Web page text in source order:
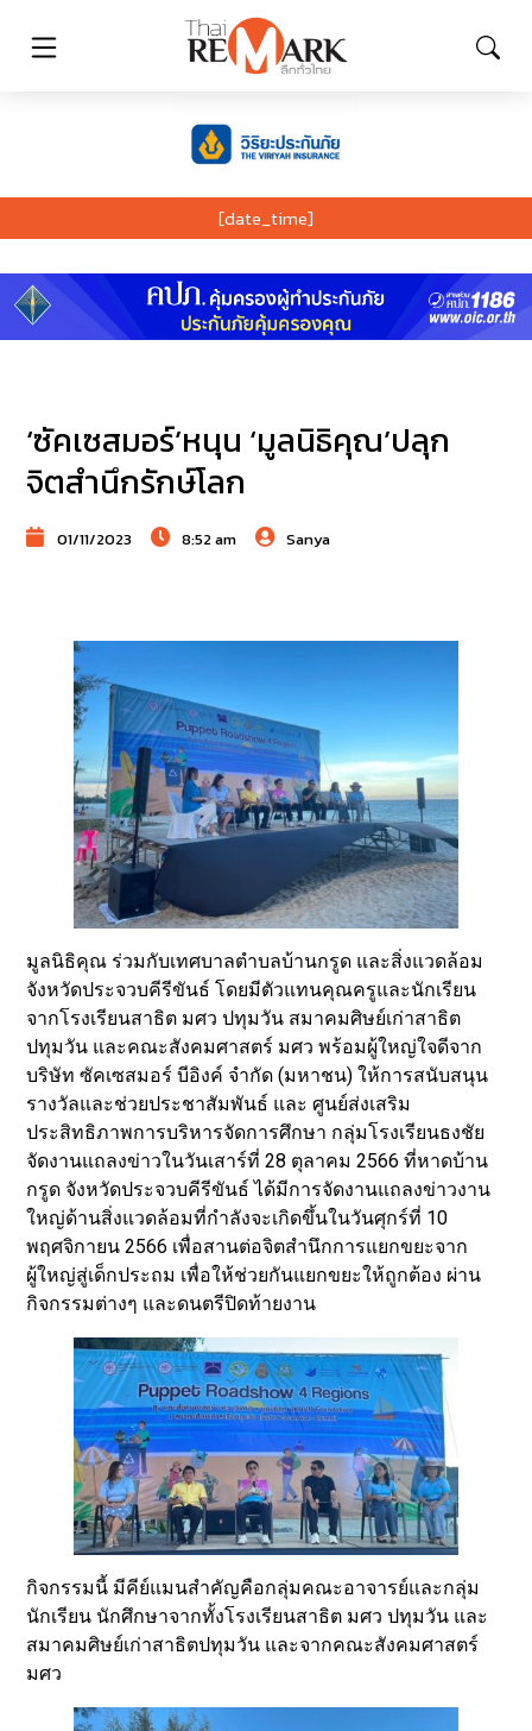
[date_time]
‘ซัคเซสมอร์’หนุน ‘มูลนิธิคุณ’ปลุก
จิตสำนึกรักษ์โลก
01/11/2023 8:52 am Sanya
มูลนิธิคุณ ร่วมกับเทศบาลตำบลบ้านกรูด และสิ่งแวดล้อม
จังหวัดประจวบคีรีขันธ์ โดยมีตัวแทนคุณครูและนักเรียน
จากโรงเรียนสาธิต มศว ปทุมวัน สมาคมศิษย์เก่าสาธิต
ปทุมวัน และคณะสังคมศาสตร์ มศว พร้อมผู้ใหญ่ใจดีจาก
บริษัท ซัคเซสมอร์ บีอิงค์ จำกัด (มหาชน) ให้การสนับสนุน
รางวัลและช่วยประชาสัมพันธ์ และ ศูนย์ส่งเสริม
ประสิทธิภาพการบริหารจัดการศึกษา กลุ่มโรงเรียนธงชัย
จัดงานแถลงข่าวในวันเสาร์ที่ 28 ตุลาคม 2566 ที่หาดบ้าน
กรูด จังหวัดประจวบคีรีขันธ์ ได้มีการจัดงานแถลงข่าวงาน
ใหญ่ด้านสิ่งแวดล้อมที่กำลังจะเกิดขึ้นในวันศุกร์ที่ 10
พฤศจิกายน 2566 เพื่อสานต่อจิตสำนึกการแยกขยะจาก
ผู้ใหญ่สู่เด็กประถม เพื่อให้ช่วยกันแยกขยะให้ถูกต้อง ผ่าน
กิจกรรมต่างๆ และดนตรีปิดท้ายงาน
กิจกรรมนี้ มีคีย์แมนสำคัญคือกลุ่มคณะอาจารย์และกลุ่ม
นักเรียน นักศึกษาจากทั้งโรงเรียนสาธิต มศว ปทุมวัน และ
สมาคมศิษย์เก่าสาธิตปทุมวัน และจากคณะสังคมศาสตร์
มศว